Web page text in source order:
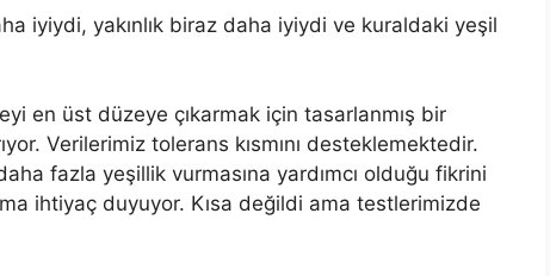
iyiydi, yakınlık biraz daha iyiydi ve kuraldaki yeşil
en üst düzeye çıkarmak için tasarlanmış bir
Verilerimiz tolerans kısmını desteklemektedir.
fazla yeşillik vurmasına yardımcı olduğu fikrini
ihtiyaç duyuyor. Kısa değildi ama testlerimizde